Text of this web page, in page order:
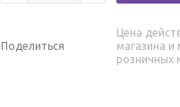
Поделиться
Цена
магазина и
розничных